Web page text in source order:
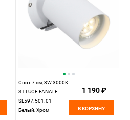
Спот 7 см, 3W 3000K
ST LUCE FANALE
SL597.501.01
Белый, Хром
1 190 ₽
В КОРЗИНУ